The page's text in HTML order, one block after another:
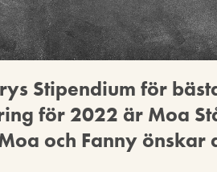
Stipendium för
för 2022 är Moa
och Fanny